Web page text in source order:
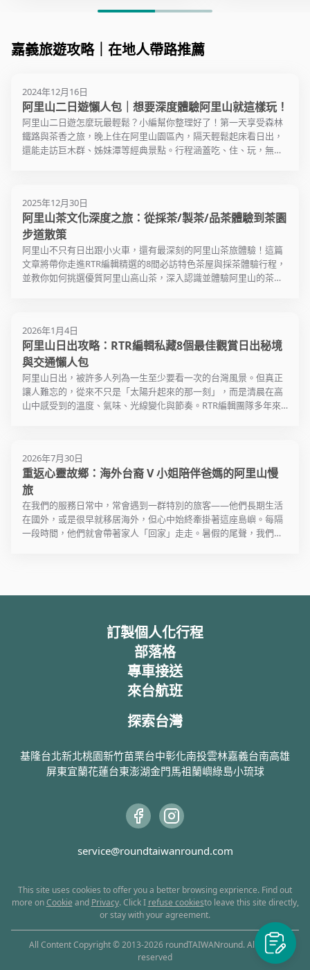
百年日式木造歷史建築群、始
歷日本京都古鎮。
家，園區內值得品嘗的美食包
括豆花、霜淇淋、愛玉、充滿
日式風情的咖啡屋，建議停留1
至2個小時，細細品嘗安逸自在
的旅遊時光。
選擇搭乘歷史意義重大的蒸汽
霧繚繞的珍貴森林，享受山間
的清涼與寧靜，一路沈浸在森
道」，穿過一片孟宗竹林後，
便能來到藏身在森林裡的日本
神社遺跡，一路上幽雅清靜，
春夏走來也相當涼爽宜人。離
開前，別忘了在奮起湖稍作停
近年來，隨著大批遊客的湧
區漸趨商業化，若想一探真實
的懷舊面貌，穿越商店街一路
往下走，便可看見充滿古早味
灣。
境也經過精心規劃，有多個景
觀的同時，也能享受安靜的生
驗亞洲藝術文化的深度，實現
林木向外輸送，日本殖民政府
阿里山森林鐵路不但運輸木材
也載運旅客，這些蒸汽小火車
一路開往海拔位於2,451公尺的
祝山站，這更是台灣鐵路的最
高點。
配合陡峭的地形，小火車必須
沿著螺旋形鐵軌繞圈行駛，才
能成功登上山頂，再以「8字
形」路線離開獨立山。但當山
坡過於陡峭，又不像獨立山一
樣擁有足夠空間可以迴繞，只
能將鐵軌設計成蜿蜒的「之」
稱的「阿里山火車碰壁」。
從阿里山車站出發，搭乘歷史
意義重大的蒸汽小火車，在徐
徐微風中穿越雲霧繚繞的珍貴
森林，享受山間的清涼與寧
靜，一路沈浸在森林芬多精浴
木群棧道，更可沿途穿梭高聳
入雲的檜木林，走進阿里山令
厲的鬼嚎
的人，在
是在路上
意外猝死
對不能錯
鍋魚頭，
經過酥炸
用高湯熬
的好味道
天是服飾
午輪到甜
早餐店接
嘉義旅遊攻略｜在地人帶路推薦
2024年12月16日
阿里山二日遊懶人包｜想要深度體驗阿里山就這樣玩！
阿里山二日遊怎麼玩最輕鬆？小編幫你整理好了！第一天享受森林
鐵路與茶香之旅，晚上住在阿里山園區內，隔天輕鬆起床看日出，
還能走訪巨木群、姊妹潭等經典景點。行程涵蓋吃、住、玩，無需
2025年12月30日
阿里山茶文化深度之旅：從採茶/製茶/品茶體驗到茶園
步道散策
阿里山不只有日出跟小火車，還有最深刻的阿里山茶旅體驗！這篇
文章將帶你走進RTR編輯精選的8間必訪特色茶屋與採茶體驗行程，
並教你如何挑選優質阿里山高山茶，深入認識並體驗阿里山的茶文
2026年1月4日
阿里山日出攻略：RTR編輯私藏8個最佳觀賞日出秘境
與交通懶人包
阿里山日出，被許多人列為一生至少要看一次的台灣風景。但真正
讓人難忘的，從來不只是「太陽升起來的那一刻」，而是清晨在高
山中感受到的溫度、氣味、光線變化與節奏。RTR編輯團隊多年來
山日出的魅力、8 個避開人潮的私藏觀賞點、看完日出後最順路的
旅遊景點，以及推薦的前三名住宿。最後，還有 RTR 小編親身踩點
的番外篇深度玩法大公開唷！
2026年7月30日
重返心靈故鄉：海外台裔 V 小姐陪伴爸媽的阿里山慢
旅
在我們的服務日常中，常會遇到一群特別的旅客——他們長期生活
在國外，或是很早就移居海外，但心中始終牽掛著這座島嶼。每隔
一段時間，他們就會帶著家人「回家」走走。暑假的尾聲，我們收
訂製個人化行程
部落格
專車接送
來台航班
探索台灣
基隆台北新北桃園新竹苗栗台中彰化南投雲林嘉義台南高雄
屏東宜蘭花蓮台東澎湖金門馬祖蘭嶼綠島小琉球
service@roundtaiwanround.com
This site uses cookies to offer you a better browsing exprience. Find out
more onCookie and Privacy. Click I refuse cookiesto leave this site directly,
or stay with your agreement.
All Content Copyright © 2013-2026 roundTAIWANround. All rights
reserved